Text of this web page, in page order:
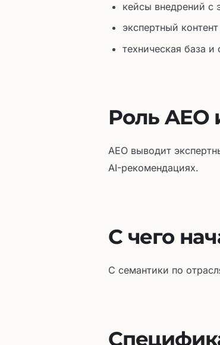
кейсы внедрений с
экспертный
техническая база и
Роль AEO
AEO выводит
AI-рекомендациях.
С чего
С семантики по